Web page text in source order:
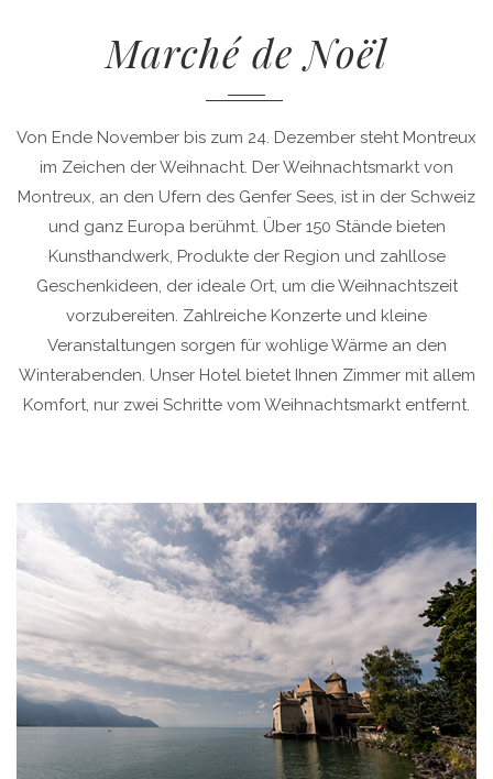
Marché de Noël
Von Ende November bis zum 24. Dezember steht Montreux
im Zeichen der Weihnacht. Der Weihnachtsmarkt von
Montreux, an den Ufern des Genfer Sees, ist in der Schweiz
und ganz Europa berühmt. Über 150 Stände bieten
Kunsthandwerk, Produkte der Region und zahllose
Geschenkideen, der ideale Ort, um die Weihnachtszeit
vorzubereiten. Zahlreiche Konzerte und kleine
Veranstaltungen sorgen für wohlige Wärme an den
Winterabenden. Unser Hotel bietet Ihnen Zimmer mit allem
Komfort, nur zwei Schritte vom Weihnachtsmarkt entfernt.